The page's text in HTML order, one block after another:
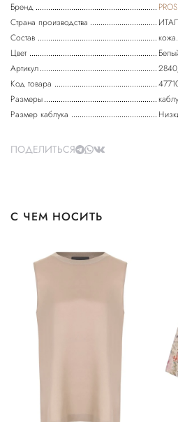
Бренд
Страна производства
Состав
Цвет
Артикул
Код товара
Размеры
Размер каблука
ПОДЕЛИТЬСЯ
С ЧЕМ НОСИТЬ